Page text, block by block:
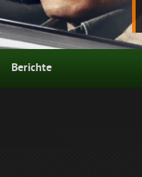
Berichte